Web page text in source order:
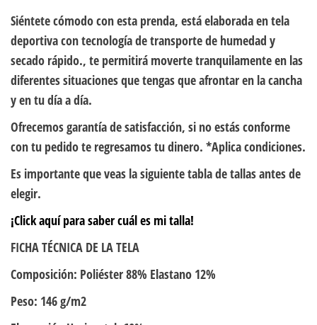
Siéntete cómodo con esta prenda, está elaborada en tela
deportiva con tecnología de transporte de humedad y
secado rápido., te permitirá moverte tranquilamente en las
diferentes situaciones que tengas que afrontar en la cancha
y en tu día a día.
Ofrecemos garantía de satisfacción, si no estás conforme
con tu pedido te regresamos tu dinero. *Aplica condiciones.
Es importante que veas la siguiente tabla de tallas antes de
elegir.
¡Click aquí para saber cuál es mi talla!
FICHA TÉCNICA DE LA TELA
Composición: Poliéster 88% Elastano 12%
Peso: 146 g/m2